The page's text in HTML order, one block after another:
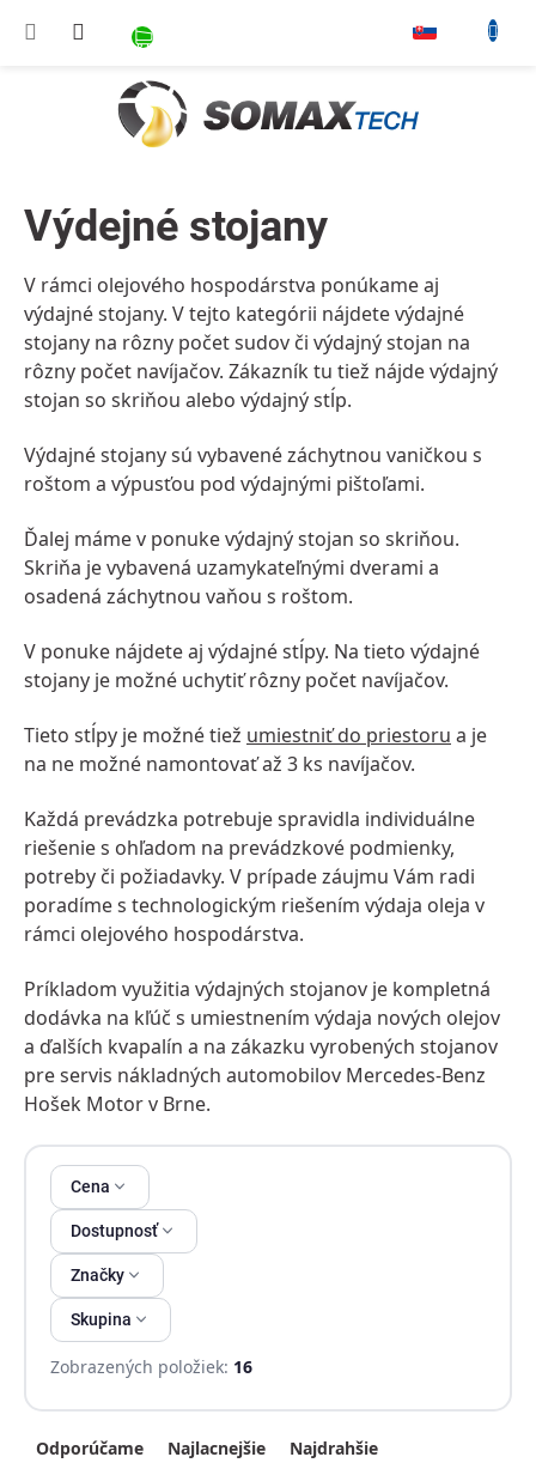
NÁKUPNÝ KOŠÍK
Výdejné stojany
V rámci olejového hospodárstva ponúkame aj
výdajné stojany. V tejto kategórii nájdete výdajné
stojany na rôzny počet sudov či výdajný stojan na
rôzny počet navíjačov. Zákazník tu tiež nájdevýdajný
stojan so skriňou alebo výdajný stĺp.
Výdajné stojany sú vybavenézáchytnou vaničkou s
roštom a výpusťou pod výdajnými pištoľami.
Ďalej máme v ponuke výdajný stojan so skriňou.
Skriňa je vybavená uzamykateľnými dverami a
osadená záchytnou vaňou s roštom.
V ponuke nájdete aj výdajné stĺpy. Na tieto výdajné
stojany je možné uchytiť rôzny počet navíjačov.
Tieto stĺpy je možné tiež umiestniť do priestoru a je
na ne možné namontovať až 3 ks navíjačov.
Každá prevádzka potrebuje spravidla individuálne
riešenie s ohľadom na prevádzkové podmienky,
potreby či požiadavky. V prípade záujmu Vám radi
poradíme s technologickým riešením výdaja oleja v
rámci olejového hospodárstva.
Príkladom využitia výdajných stojanov je kompletná
dodávka na kľúč s umiestnením výdaja nových olejov
a ďalších kvapalín a na zákazku vyrobených stojanov
pre servis nákladných automobilov Mercedes-Benz
Hošek Motor v Brne.
Cena
Dostupnosť
Značky
Skupina
Zobrazených položiek: 16
Výpis produktov
Radenie produktov
Odporúčame Najlacnejšie Najdrahšie